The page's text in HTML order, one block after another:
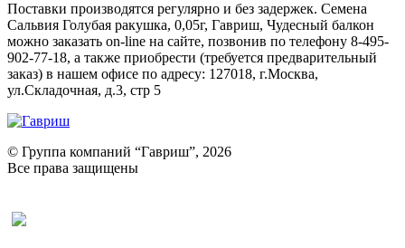
Поставки производятся регулярно и без задержек. Семена
Сальвия Голубая ракушка, 0,05г, Гавриш, Чудесный балкон
можно заказать on-line на сайте, позвонив по телефону 8-495-
902-77-18, а также приобрести (требуется предварительный
заказ) в нашем офисе по адресу: 127018, г.Москва,
ул.Складочная, д.3, стр 5
© Группа компаний “Гавриш”, 2026
Все права защищены